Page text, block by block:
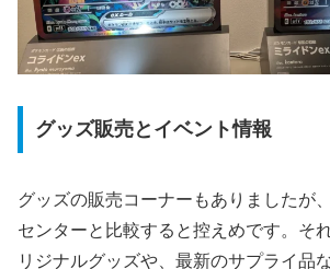
グッズ販売とイベント情報
グッズの販売コーナーもありましたが
センターと比較すると控えめです。そ
リジナルグッズや、最新のサプライ品